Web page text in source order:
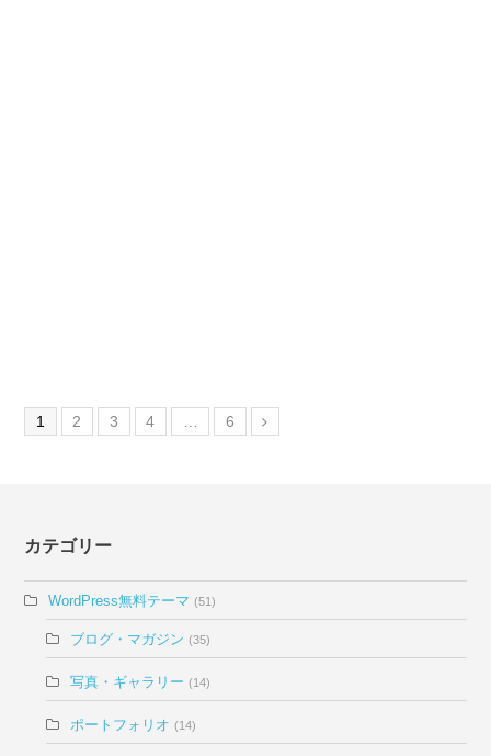
1 2 3 4 6
カテゴリー
WordPress無料テーマ (51)
ブログ・マガジン (35)
写真・ギャラリー (14)
ポートフォリオ (14)